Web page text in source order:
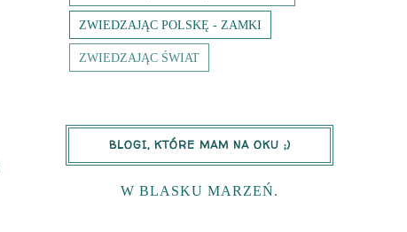
ZWIEDZAJĄC POLSKĘ - ZAMKI
ZWIEDZAJĄC ŚWIAT
BLOGI, KTÓRE MAM NA OKU ;)
W BLASKU MARZEŃ.